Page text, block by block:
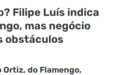
Filipe Luís indica
mas negócio
obstáculos
Ortiz, do Flamengo,